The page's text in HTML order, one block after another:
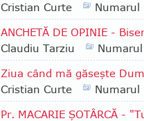
Cristian Curte
Numarul
ANCHETĂ DE OPINIE -
Claudiu Tarziu
Ziua când mă găseşte
Cristian Curte
Numarul
Pr. MACARIE ŞOTÂRCĂ -